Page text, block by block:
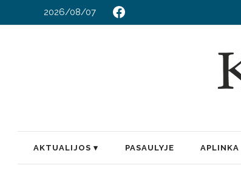
2026/08/07
AKTUALIJOS PASAULYJE APLINKA